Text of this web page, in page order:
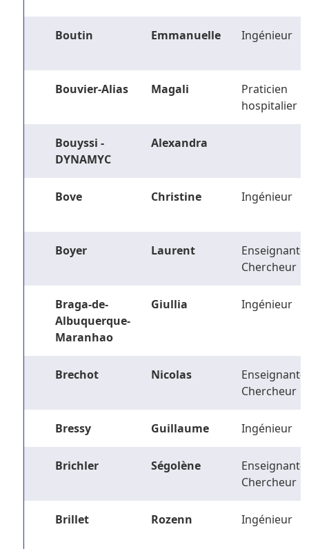
Boutin Emmanuelle Ingénieur
Bouvier-Alias Magali
Praticien
hospitalier
Bouyssi -
DYNAMYC
Alexandra
Bove Christine Ingénieur
Boyer Laurent
Enseignant-
Chercheur
Braga-de-
Albuquerque-
Maranhao
Giullia Ingénieur
Brechot Nicolas
Enseignant-
Chercheur
Bressy Guillaume Ingénieur
Brichler Ségolène
Enseignant-
Chercheur
Brillet Rozenn Ingénieur